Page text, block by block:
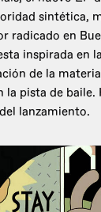
sintética,
radicado en
inspirada en
de la
la pista de baile.
lanzamiento.